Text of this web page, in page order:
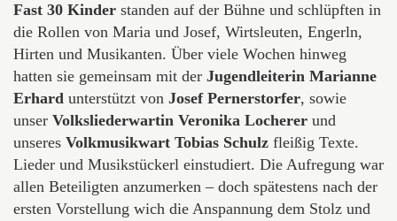
Fast 30 Kinder standen auf der Bühne und schlüpften in
die Rollen von Maria und Josef, Wirtsleuten, Engerln,
Hirten und Musikanten. Über viele Wochen hinweg
hatten sie gemeinsam mit der Jugendleiterin Marianne
Erhard unterstützt von Josef Pernerstorfer, sowie
unser Volksliederwartin Veronika Locherer und
unseres Volkmusikwart Tobias Schulz fleißig Texte.
Lieder und Musikstückerl einstudiert. Die Aufregung war
allen Beteiligten anzumerken – doch spätestens nach der
ersten Vorstellung wich die Anspannung dem Stolz und